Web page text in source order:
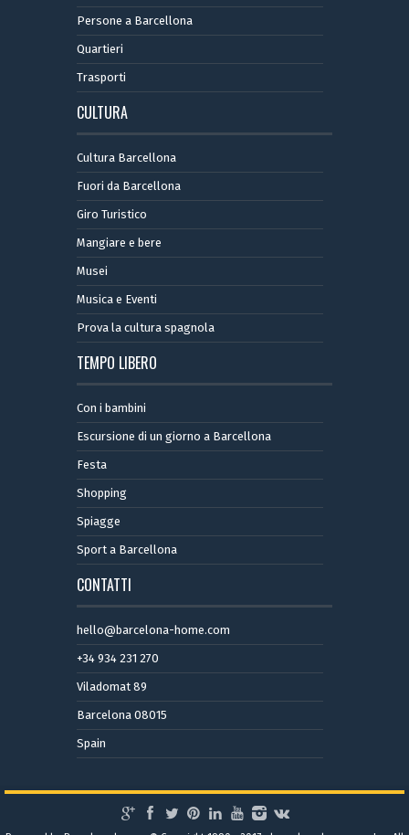
Persone a Barcellona
Quartieri
Trasporti
CULTURA
Cultura Barcellona
Fuori da Barcellona
Giro Turistico
Mangiare e bere
Musei
Musica e Eventi
Prova la cultura spagnola
TEMPO LIBERO
Con i bambini
Escursione di un giorno a Barcellona
Festa
Shopping
Spiagge
Sport a Barcellona
CONTATTI
hello@barcelona-home.com
+34 934 231 270
Viladomat 89
Barcelona 08015
Spain